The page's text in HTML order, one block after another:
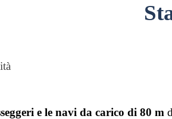
e le navi da carico di 80 m